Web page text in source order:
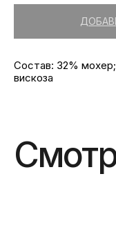
Состав: 32%
вискоза